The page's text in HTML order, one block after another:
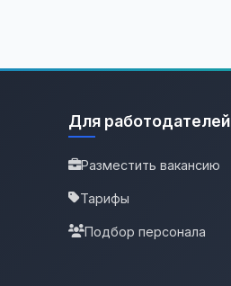
Для работодателей
Разместить вакансию
Тарифы
Подбор персонала